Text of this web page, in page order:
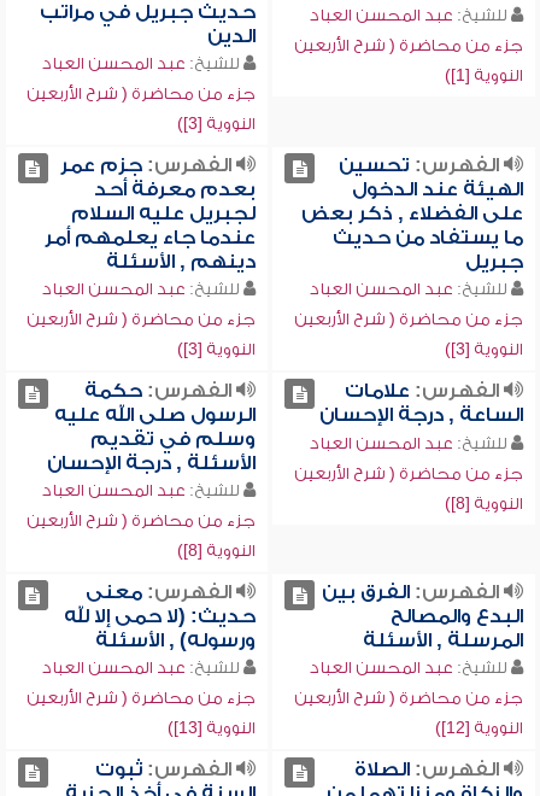
للشيخ: عبد المحسن العباد
جزء من محاضرة ( شرح الأربعين
النووية [1])
حديث جبريل في مراتب
الدين
للشيخ: عبد المحسن العباد
جزء من محاضرة ( شرح الأربعين
النووية [3])
الفهرس: تحسين
الهيئة عند الدخول
على الفضلاء , ذكر بعض
ما يستفاد من حديث
جبريل
للشيخ: عبد المحسن العباد
جزء من محاضرة ( شرح الأربعين
النووية [3])
الفهرس:جزم عمر
بعدم معرفة أحد
لجبريل عليه السلام
عندما جاء يعلمهم أمر
دينهم , الأسئلة
للشيخ: عبد المحسن العباد
جزء من محاضرة ( شرح الأربعين
النووية [3])
الفهرس: علامات
الساعة , درجة الإحسان
للشيخ: عبد المحسن العباد
جزء من محاضرة ( شرح الأربعين
النووية [8])
الفهرس:حكمة
الرسول صلى الله عليه
وسلم في تقديم
الأسئلة , درجة الإحسان
للشيخ: عبد المحسن العباد
جزء من محاضرة ( شرح الأربعين
النووية [8])
الفهرس:الفرق بين
البدع والمصالح
المرسلة , الأسئلة
للشيخ: عبد المحسن العباد
جزء من محاضرة ( شرح الأربعين
النووية [12])
الفهرس:معنى
حديث: (لا حمى إلا لله
ورسوله) , الأسئلة
للشيخ: عبد المحسن العباد
جزء من محاضرة ( شرح الأربعين
النووية [13])
الفهرس:الصلاة
الفهرس:ثبوت